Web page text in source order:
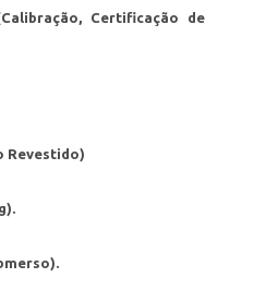
Certificação de
Revestido)